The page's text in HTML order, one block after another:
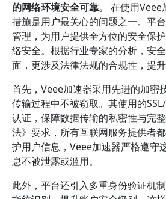
的网络环境安全可靠。
在使用Veee
措施是用户最关心的问题之一。平
管理，为用户提供全方位的安全保
络安全。根据行业专家的分析，安
面，更涉及法律法规的合规性，提升
首先，Veee加速器采用先进的加密
传输过程中不被窃取。其使用的
认证，保障数据传输的私密性与完
法》要求，所有互联网服务提供者
护用户信息，Veee加速器严格遵守
息不被泄露或滥用。
此外，平台还引入多重身份验证机